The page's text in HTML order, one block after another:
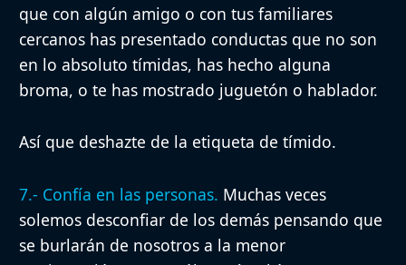
que con algún amigo o con tus familiares
cercanos has presentado conductas que no son
en lo absoluto tímidas, has hecho alguna
broma, o te has mostrado juguetón o hablador.
Así que deshazte de la etiqueta de tímido.
7.- Confía en las personas. Muchas veces
solemos desconfiar de los demás pensando que
se burlarán de nosotros a la menor